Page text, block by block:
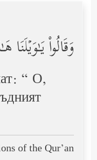
وَقَالُواْ
“ О,
of the Qur’an: